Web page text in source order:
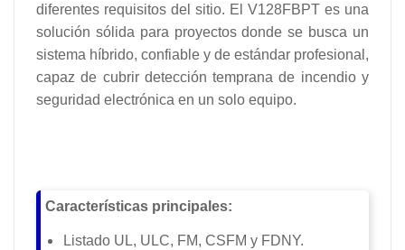
diferentes requisitos del sitio. El V128FBPT es una
solución sólida para proyectos donde se busca un
sistema híbrido, confiable y de estándar profesional,
capaz de cubrir detección temprana de incendio y
seguridad electrónica en un solo equipo.
Características principales:
Listado UL, ULC, FM, CSFM y FDNY.